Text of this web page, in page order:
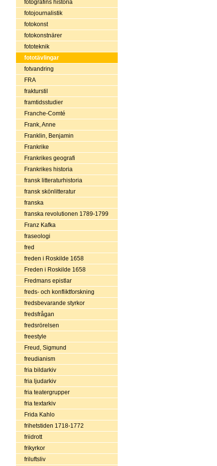
fotografins historia
fotojournalistik
fotokonst
fotokonstnärer
fototeknik
fototävlingar
fotvandring
FRA
frakturstil
framtidsstudier
Franche-Comté
Frank, Anne
Franklin, Benjamin
Frankrike
Frankrikes geografi
Frankrikes historia
fransk litteraturhistoria
fransk skönlitteratur
franska
franska revolutionen 1789-1799
Franz Kafka
fraseologi
fred
freden i Roskilde 1658
Freden i Roskilde 1658
Fredmans epistlar
freds- och konfliktforskning
fredsbevarande styrkor
fredsfrågan
fredsrörelsen
freestyle
Freud, Sigmund
freudianism
fria bildarkiv
fria ljudarkiv
fria teatergrupper
fria textarkiv
Frida Kahlo
frihetstiden 1718-1772
friidrott
frikyrkor
friluftsliv